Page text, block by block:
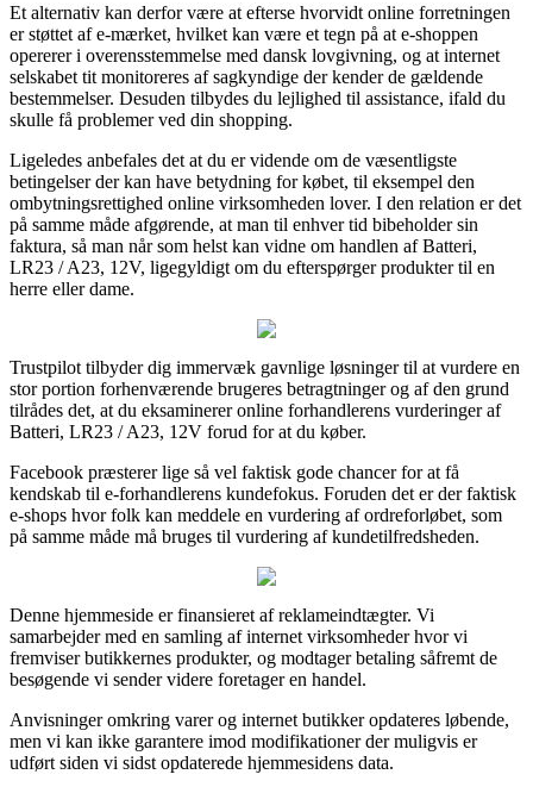
Et alternativ kan derfor være at efterse hvorvidt online forretningen
er støttet af e-mærket, hvilket kan være et tegn på at e-shoppen
opererer i overensstemmelse med dansk lovgivning, og at internet
selskabet tit monitoreres af sagkyndige der kender de gældende
bestemmelser. Desuden tilbydes du lejlighed til assistance, ifald du
skulle få problemer ved din shopping.
Ligeledes anbefales det at du er vidende om de væsentligste
betingelser der kan have betydning for købet, til eksempel den
ombytningsrettighed online virksomheden lover. I den relation er det
på samme måde afgørende, at man til enhver tid bibeholder sin
faktura, så man når som helst kan vidne om handlen af Batteri,
LR23 / A23, 12V, ligegyldigt om du efterspørger produkter til en
herre eller dame.
Trustpilot tilbyder dig immervæk gavnlige løsninger til at vurdere en
stor portion forhenværende brugeres betragtninger og af den grund
tilrådes det, at du eksaminerer online forhandlerens vurderinger af
Batteri, LR23 / A23, 12V forud for at du køber.
Facebook præsterer lige så vel faktisk gode chancer for at få
kendskab til e-forhandlerens kundefokus. Foruden det er der faktisk
e-shops hvor folk kan meddele en vurdering af ordreforløbet, som
på samme måde må bruges til vurdering af kundetilfredsheden.
Denne hjemmeside er finansieret af reklameindtægter. Vi
samarbejder med en samling af internet virksomheder hvor vi
fremviser butikkernes produkter, og modtager betaling såfremt de
besøgende vi sender videre foretager en handel.
Anvisninger omkring varer og internet butikker opdateres løbende,
men vi kan ikke garantere imod modifikationer der muligvis er
udført siden vi sidst opdaterede hjemmesidens data.